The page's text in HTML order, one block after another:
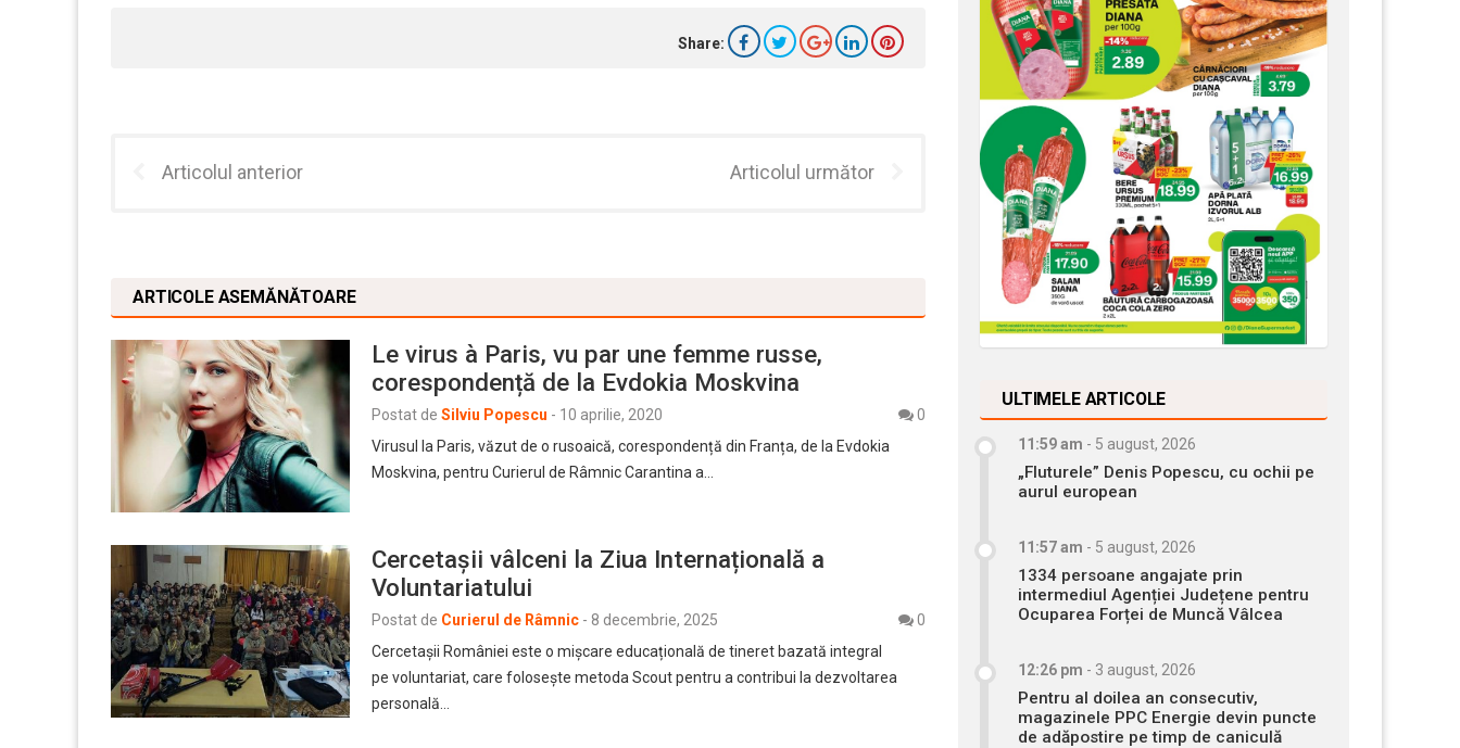
Share:
Articolul anterior Articolul următor
ARTICOLE ASEMĂNĂTOARE
Le virus à Paris, vu par une femme russe,
corespondență de la Evdokia Moskvina
Postat de Silviu Popescu - 10 aprilie, 2020
0
Virusul la Paris, văzut de o rusoaică, corespondență din Franța, de la Evdokia
Moskvina, pentru Curierul de Râmnic Carantina a…
Cercetașii vâlceni la Ziua Internațională a
Voluntariatului
Postat de Curierul de Râmnic - 8 decembrie, 2025
0
Cercetașii României este o mișcare educațională de tineret bazată integral
pe voluntariat, care folosește metoda Scout pentru a contribui la dezvoltarea
personală…
ULTIMELE ARTICOLE
11:59 am - 5 august, 2026
„Fluturele” Denis Popescu, cu ochii pe
aurul european
11:57 am - 5 august, 2026
1334 persoane angajate prin
intermediul Agenției Județene pentru
Ocuparea Forței de Muncă Vâlcea
12:26 pm - 3 august, 2026
Pentru al doilea an consecutiv,
magazinele PPC Energie devin puncte
de adăpostire pe timp de caniculă